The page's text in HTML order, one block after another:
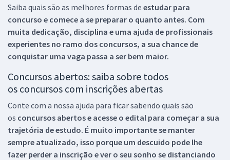
Saiba quais são as melhores formas de estudar para
concurso e comece a se preparar o quanto antes. Com
muita dedicação, disciplina e uma ajuda de profissionais
experientes no ramo dos concursos, a sua chance de
conquistar uma vaga passa a ser bem maior.
Concursos abertos: saiba sobre todos
os concursos com inscrições abertas
Conte com a nossa ajuda para ficar sabendo quais são
os concursos abertos e acesse o edital para começar a sua
trajetória de estudo. É muito importante se manter
sempre atualizado, isso porque um descuido pode lhe
fazer perder a inscrição e ver o seu sonho se distanciando